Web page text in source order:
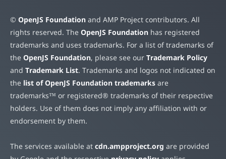
© OpenJS Foundation and AMP Project contributors. All
rights reserved. The OpenJS Foundation has registered
trademarks and uses trademarks. For a list of trademarks of
the OpenJS Foundation, please see our Trademark Policy
and Trademark List. Trademarks and logos not indicated on
the list of OpenJS Foundation trademarks are
trademarks™ or registered® trademarks of their respective
holders. Use of them does not imply any affiliation with or
endorsement by them.
The services available at cdn.ampproject.org are provided